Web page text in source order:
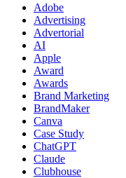
Adobe
Advertising
Advertorial
AI
Apple
Award
Awards
Brand Marketing
BrandMaker
Canva
Case Study
ChatGPT
Claude
Clubhouse